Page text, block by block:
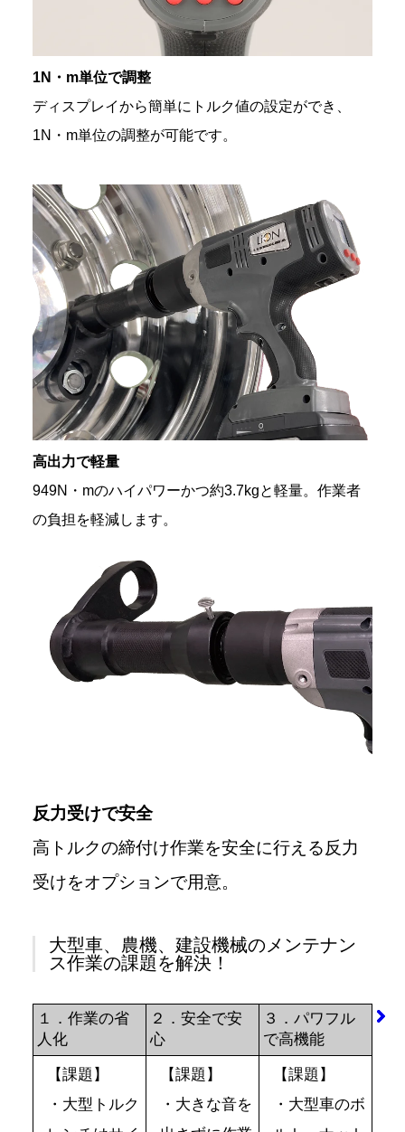
1N・m単位で調整
ディスプレイから簡単にトルク値の設定ができ、
1N・m単位の調整が可能です。
高出力で軽量
949N・mのハイパワーかつ約3.7kgと軽量。作業者
の負担を軽減します。
反力受けで安全
高トルクの締付け作業を安全に行える反力
受けをオプションで用意。
大型車、農機、建設機械のメンテナン
ス作業の課題を解決！
１．作業の省
人化
２．安全で安
心
３．パワフル
で高機能
【課題】
・大型トルク
【課題】
・大きな音を
【課題】
・大型車のボ